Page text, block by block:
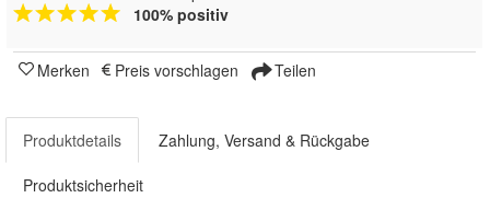
100% positiv
Merken Preis vorschlagen Teilen
Produktdetails Zahlung, Versand & Rückgabe
Produktsicherheit